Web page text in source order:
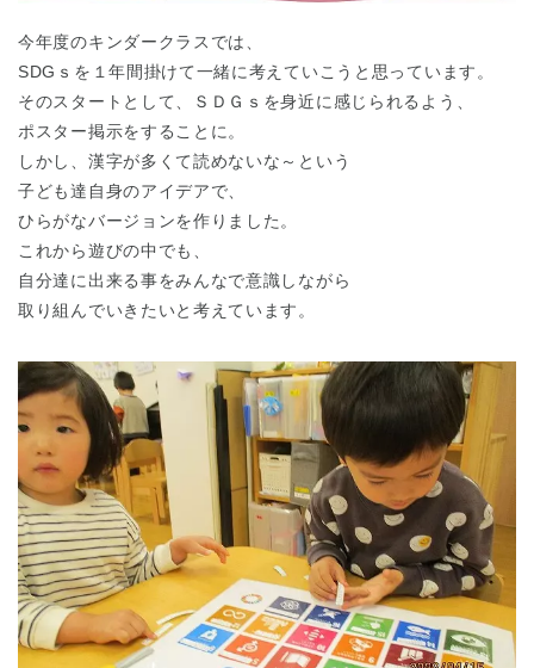
今年度のキンダークラスでは、
SDGｓを１年間掛けて一緒に考えていこうと思っています。
そのスタートとして、ＳＤＧｓを身近に感じられるよう、
ポスター掲示をすることに。
しかし、漢字が多くて読めないな～という
子ども達自身のアイデアで、
ひらがなバージョンを作りました。
これから遊びの中でも、
自分達に出来る事をみんなで意識しながら
取り組んでいきたいと考えています。